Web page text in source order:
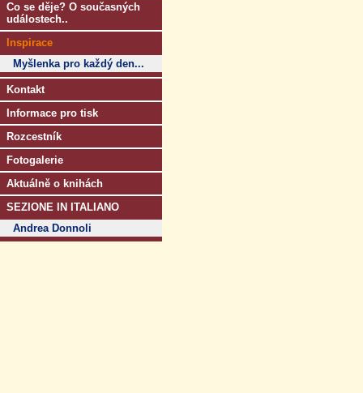
Co se děje? O současných
událostech..
Inspirace
Myšlenka pro každý den...
Kontakt
Informace pro tisk
Rozcestník
Fotogalerie
Aktuálně o knihách
SEZIONE IN ITALIANO
Andrea Donnoli